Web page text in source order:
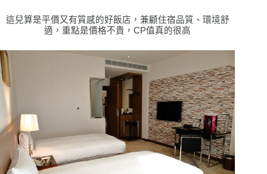
這兒算是平價又有質感的好飯店，兼顧住宿品質、環境舒
適，重點是價格不貴，CP值真的很高